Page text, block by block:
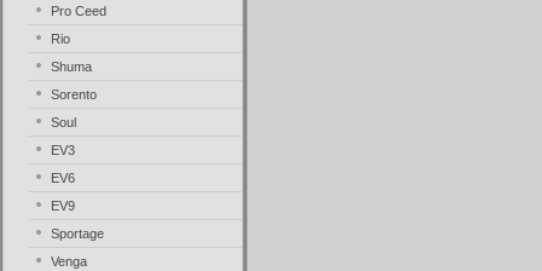
Pro Ceed
Rio
Shuma
Sorento
Soul
EV3
EV6
EV9
Sportage
Venga